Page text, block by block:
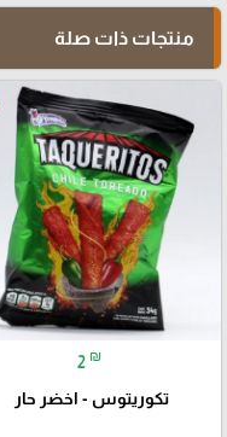
منتجات ذات صلة
2 ₪
تكوريتوس - اخضر حار